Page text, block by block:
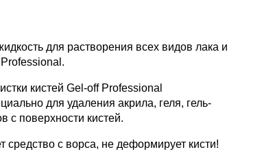
для растворения всех видов лака и
кистей Gel-off Professional
для удаления акрила, геля, гель-
с поверхности кистей.
средство с ворса, не деформирует кисти!